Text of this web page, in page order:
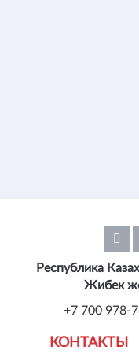
КОНТАКТЫ
Республика
Жибек
+7 700 978-